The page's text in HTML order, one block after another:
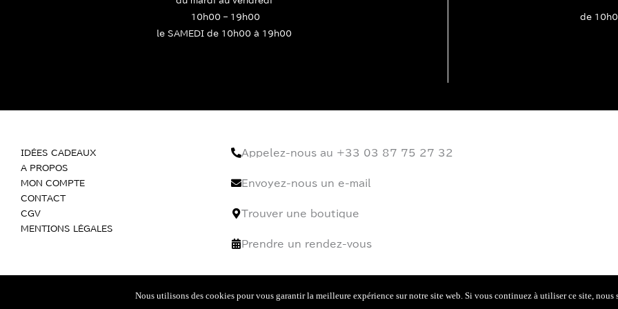
10h00 – 19h00
le SAMEDI de 10h00 à 19h00
de
IDÉES CADEAUX
A PROPOS
MON COMPTE
CONTACT
CGV
MENTIONS LÉGALES
Appelez-nous au +33 03 87 75 27 32
Envoyez-nous un e-mail
Trouver une boutique
Prendre un rendez-vous
© Tous droits réservés àTed| ConceptionBastidehugo
Nous utilisons des cookies pour vous garantir la meilleure expérience sur notre site web. Si vous continuez à utiliser ce site, nous